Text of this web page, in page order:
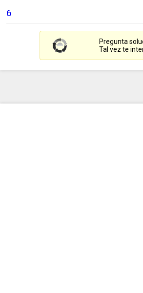
6
Pregunta
Tal vez te